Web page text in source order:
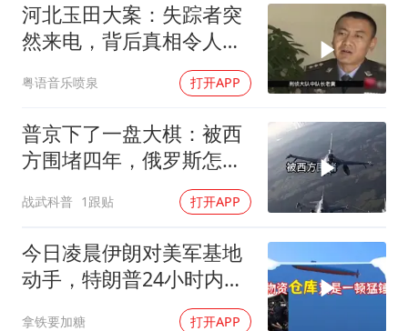
河北玉田大案：失踪者突
然来电，背后真相令人震
粤语音乐喷泉 打开APP
普京下了一盘大棋：被西
方围堵四年，俄罗斯怎么
反倒打出了国运翻盘？
战武科普 1跟贴 打开APP
今日凌晨伊朗对美军基地
动手，特朗普24小时内服
拿铁要加糖 打开APP